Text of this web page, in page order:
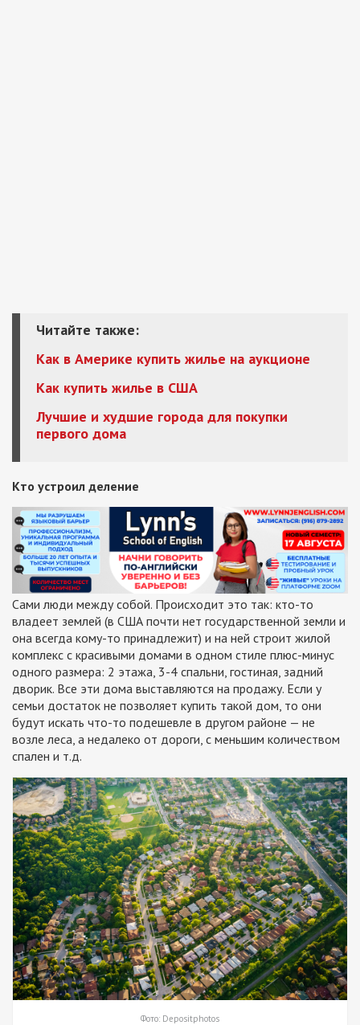
Читайте также:
Как в Америке купить жилье на аукционе
Как купить жилье в США
Лучшие и худшие города для покупки
первого дома
Кто устроил деление
Сами люди между собой. Происходит это так: кто-то
владеет землей (в США почти нет государственной земли и
она всегда кому-то принадлежит) и на ней строит жилой
комплекс с красивыми домами в одном стиле плюс-минус
одного размера: 2 этажа, 3-4 спальни, гостиная, задний
дворик. Все эти дома выставляются на продажу. Если у
семьи достаток не позволяет купить такой дом, то они
будут искать что-то подешевле в другом районе — не
возле леса, а недалеко от дороги, с меньшим количеством
спален и т.д.
Фото: Depositphotos